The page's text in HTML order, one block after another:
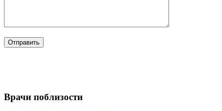
Врачи поблизости